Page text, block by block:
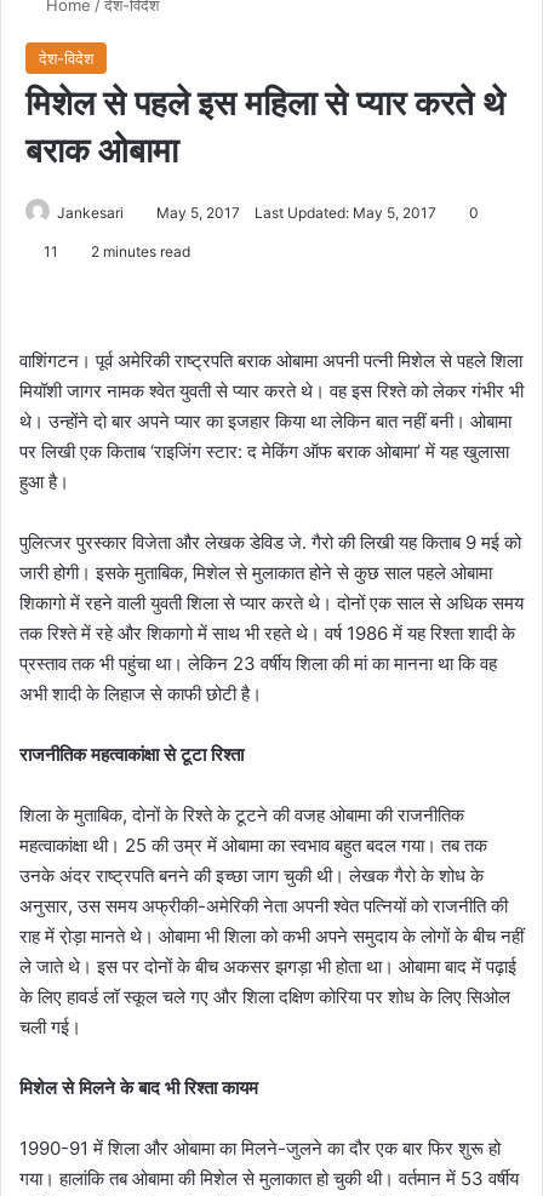
Home /देश-विदेश
देश-विदेश
मिशेल से पहले इस महिला से प्यार करते थे
बराक ओबामा
Jankesari May 5, 2017 Last Updated: May 5, 2017 0
11 2 minutes read
वाशिंगटन। पूर्व अमेरिकी राष्ट्रपति बराक ओबामा अपनी पत्नी मिशेल से पहले शिला
मियॉशी जागर नामक श्वेत युवती से प्यार करते थे। वह इस रिश्ते को लेकर गंभीर भी
थे। उन्होंने दो बार अपने प्यार का इजहार किया था लेकिन बात नहीं बनी। ओबामा
पर लिखी एक किताब ‘राइजिंग स्टार: द मेकिंग ऑफ बराक ओबामा’ में यह खुलासा
हुआ है।
पुलित्जर पुरस्कार विजेता और लेखक डेविड जे. गैरो की लिखी यह किताब 9 मई को
जारी होगी। इसके मुताबिक, मिशेल से मुलाकात होने से कुछ साल पहले ओबामा
शिकागो में रहने वाली युवती शिला से प्यार करते थे। दोनों एक साल से अधिक समय
तक रिश्ते में रहे और शिकागो में साथ भी रहते थे। वर्ष 1986 में यह रिश्ता शादी के
प्रस्ताव तक भी पहुंचा था। लेकिन 23 वर्षीय शिला की मां का मानना था कि वह
अभी शादी के लिहाज से काफी छोटी है।
राजनीतिक महत्वाकांक्षा से टूटा रिश्ता
शिला के मुताबिक, दोनों के रिश्ते के टूटने की वजह ओबामा की राजनीतिक
महत्वाकांक्षा थी। 25 की उम्र में ओबामा का स्वभाव बहुत बदल गया। तब तक
उनके अंदर राष्ट्रपति बनने की इच्छा जाग चुकी थी। लेखक गैरो के शोध के
अनुसार, उस समय अफ्रीकी-अमेरिकी नेता अपनी श्वेत पत्नियों को राजनीति की
राह में रो़ड़ा मानते थे। ओबामा भी शिला को कभी अपने समुदाय के लोगों के बीच नहीं
ले जाते थे। इस पर दोनों के बीच अकसर झगड़ा भी होता था। ओबामा बाद में पढ़ाई
के लिए हावर्ड लॉ स्कूल चले गए और शिला दक्षिण कोरिया पर शोध के लिए सिओल
चली गई।
मिशेल से मिलने के बाद भी रिश्ता कायम
1990-91 में शिला और ओबामा का मिलने-जुलने का दौर एक बार फिर शुरू हो
गया। हालांकि तब ओबामा की मिशेल से मुलाकात हो चुकी थी। वर्तमान में 53 वर्षीय